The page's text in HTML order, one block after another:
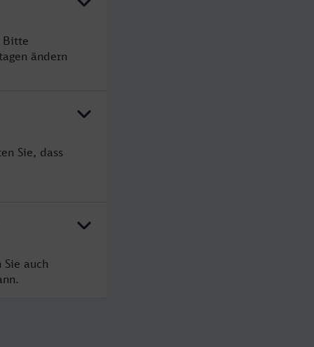
Bitte
ändern
Sie, dass
auch